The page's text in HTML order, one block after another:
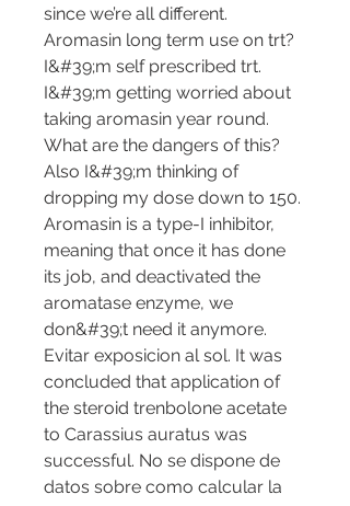
since we’re all different.
Aromasin long term use on trt?
I&#39;m self prescribed trt.
I&#39;m getting worried about
taking aromasin year round.
What are the dangers of this?
Also I&#39;m thinking of
dropping my dose down to 150.
Aromasin is a type-I inhibitor,
meaning that once it has done
its job, and deactivated the
aromatase enzyme, we
don&#39;t need it anymore.
Evitar exposicion al sol. It was
concluded that application of
the steroid trenbolone acetate
to Carassius auratus was
successful. No se dispone de
datos sobre como calcular la